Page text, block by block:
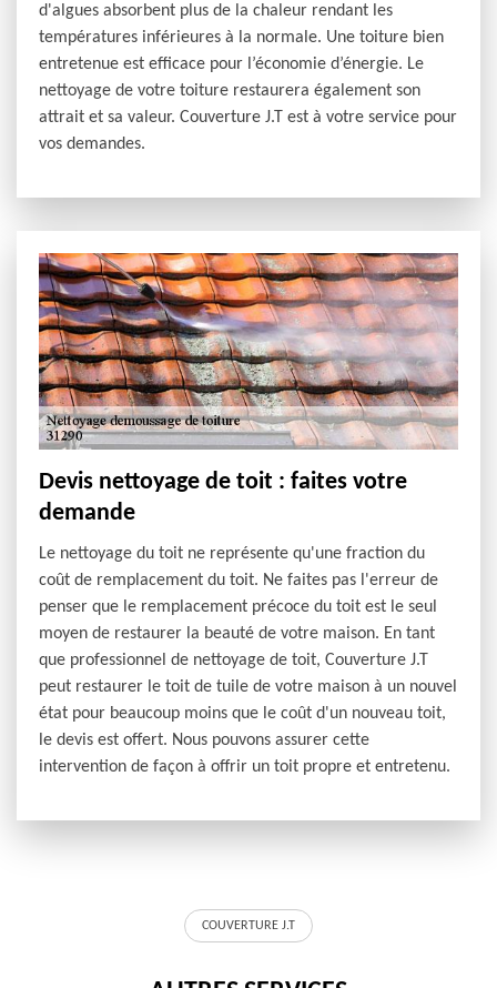
d'algues absorbent plus de la chaleur rendant les
températures inférieures à la normale. Une toiture bien
entretenue est efficace pour l’économie d’énergie. Le
nettoyage de votre toiture restaurera également son
attrait et sa valeur. Couverture J.T est à votre service pour
vos demandes.
Devis nettoyage de toit : faites votre
demande
Le nettoyage du toit ne représente qu'une fraction du
coût de remplacement du toit. Ne faites pas l'erreur de
penser que le remplacement précoce du toit est le seul
moyen de restaurer la beauté de votre maison. En tant
que professionnel de nettoyage de toit, Couverture J.T
peut restaurer le toit de tuile de votre maison à un nouvel
état pour beaucoup moins que le coût d'un nouveau toit,
le devis est offert. Nous pouvons assurer cette
intervention de façon à offrir un toit propre et entretenu.
COUVERTURE J.T